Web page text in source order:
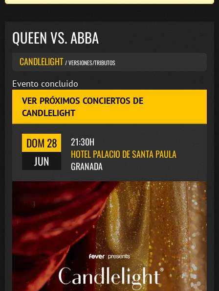
QUEEN VS. ABBA
CANDLELIGHT / VERSIONES/TRIBUTOS
Evento concluido
VER PRÓXIMOS CONCIERTOS DE
CANDLELIGHT
DOM 28
JUN
21:30H
HOTEL PALACIO DE SANTA PAULA
GRANADA